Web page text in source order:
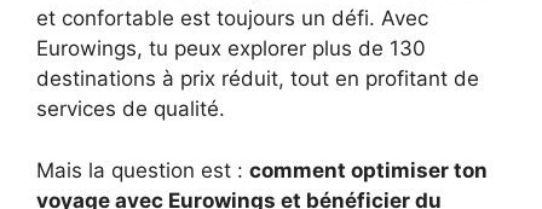
et confortable est toujours un défi. Avec
Eurowings, tu peux explorer plus de 130
destinations à prix réduit, tout en profitant de
services de qualité.
Mais la question est : comment optimiser ton
voyage avec Eurowings et bénéficier du